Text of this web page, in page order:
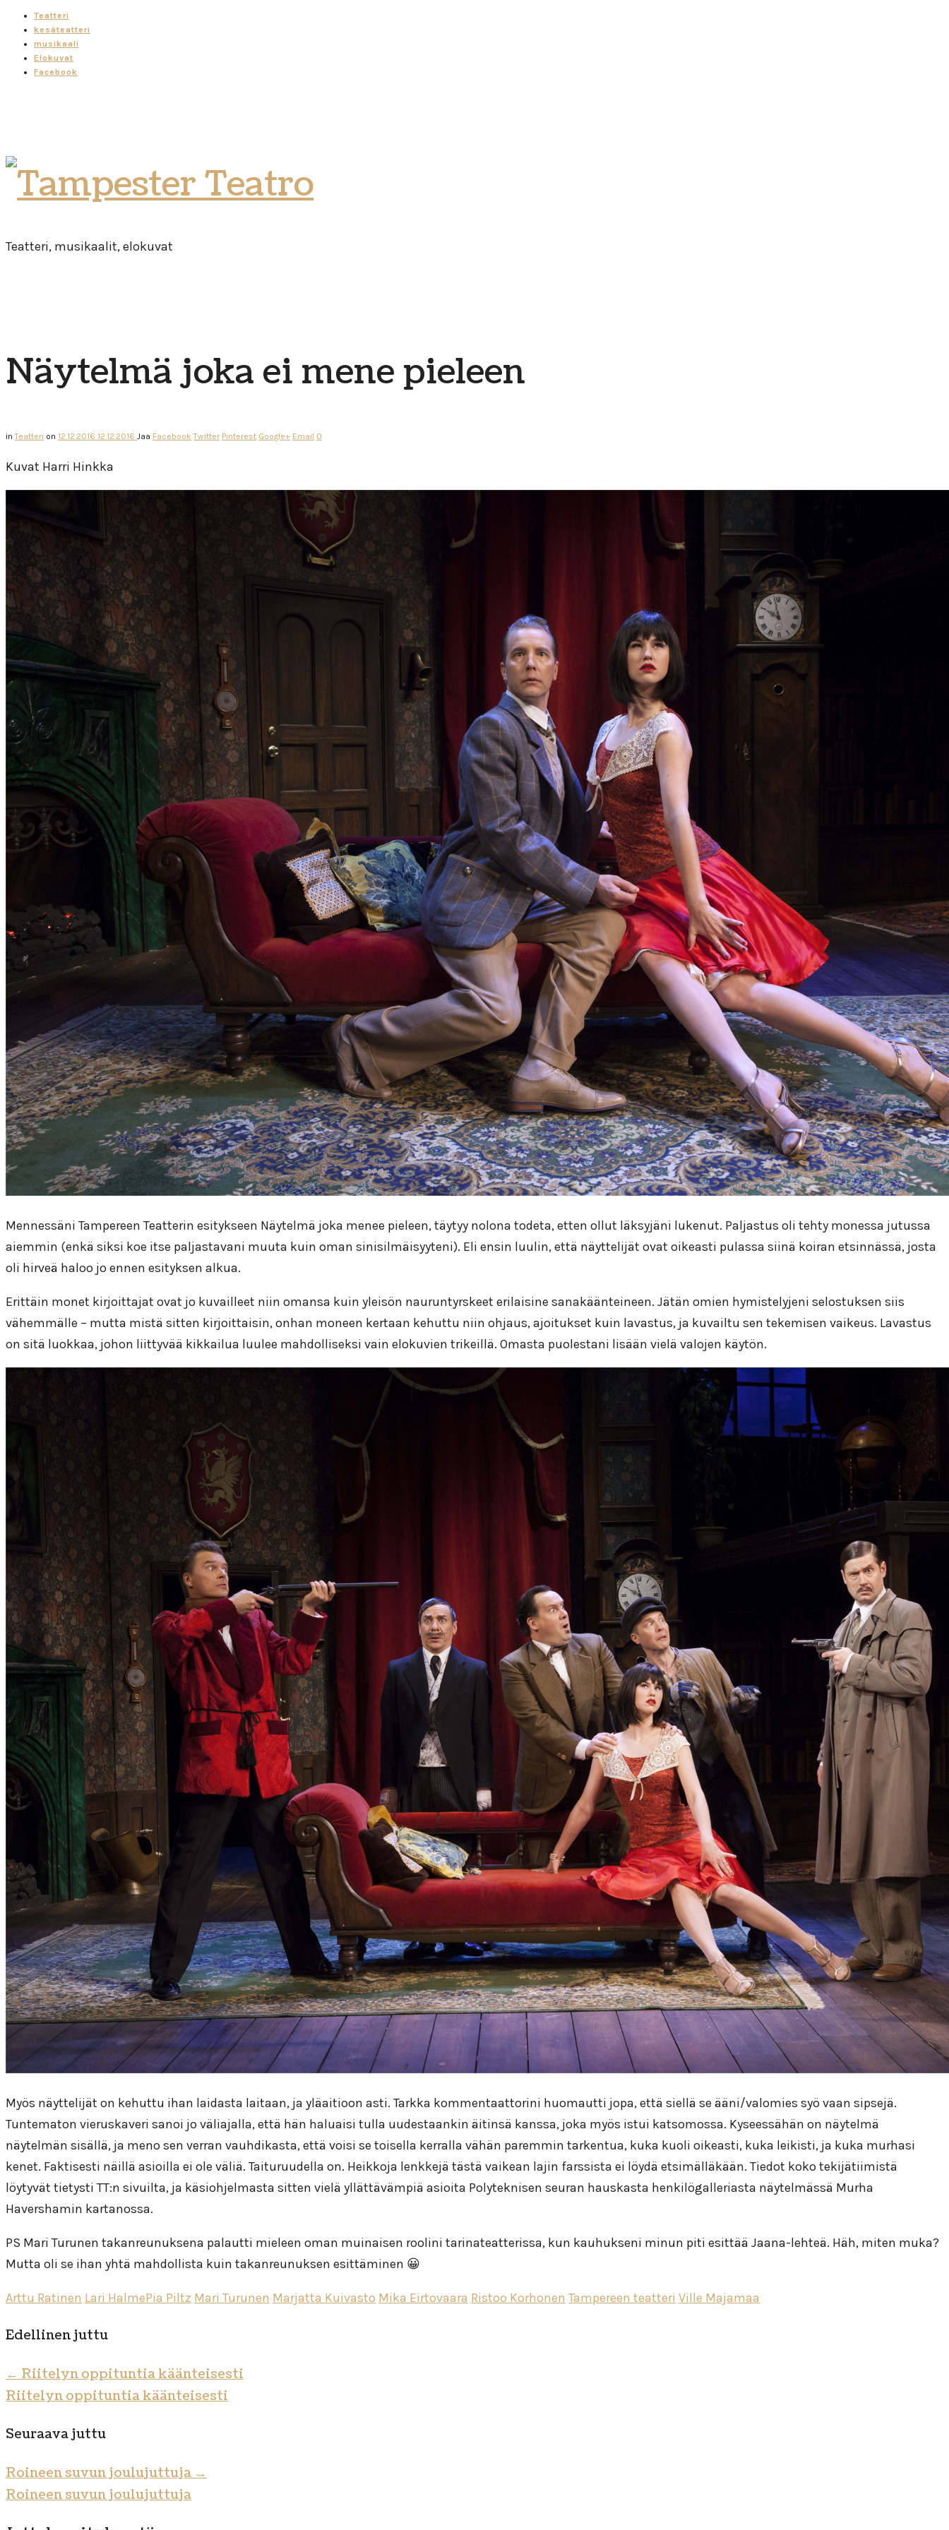
Teatteri
kesäteatteri
musikaali
Elokuvat
Facebook
Tampester
Teatro
Teatteri, musikaalit, elokuvat
Näytelmä joka ei mene pieleen
inTeatteri on 12.12.2016 12.12.2016 Jaa Facebook Twitter Pinterest Google+ Email 0
Kuvat Harri Hinkka
Mennessäni Tampereen Teatterin esitykseen Näytelmä joka menee pieleen, täytyy nolona todeta, etten ollut läksyjäni lukenut. Paljastus oli tehty monessa jutussa
aiemmin (enkä siksi koe itse paljastavani muuta kuin oman sinisilmäisyyteni). Eli ensin luulin, että näyttelijät ovat oikeasti pulassa siinä koiran etsinnässä, josta
oli hirveä haloo jo ennen esityksen alkua.
Erittäin monet kirjoittajat ovat jo kuvailleet niin omansa kuin yleisön nauruntyrskeet erilaisine sanakäänteineen. Jätän omien hymistelyjeni selostuksen siis
vähemmälle – mutta mistä sitten kirjoittaisin, onhan moneen kertaan kehuttu niin ohjaus, ajoitukset kuin lavastus, ja kuvailtu sen tekemisen vaikeus. Lavastus
on sitä luokkaa, johon liittyvää kikkailua luulee mahdolliseksi vain elokuvien trikeillä. Omasta puolestani lisään vielä valojen käytön.
Myös näyttelijät on kehuttu ihan laidasta laitaan, ja yläaitioon asti. Tarkka kommentaattorini huomautti jopa, että siellä se ääni/valomies syö vaan sipsejä.
Tuntematon vieruskaveri sanoi jo väliajalla, että hän haluaisi tulla uudestaankin äitinsä kanssa, joka myös istui katsomossa. Kyseessähän on näytelmä
näytelmän sisällä, ja meno sen verran vauhdikasta, että voisi se toisella kerralla vähän paremmin tarkentua, kuka kuoli oikeasti, kuka leikisti, ja kuka murhasi
kenet. Faktisesti näillä asioilla ei ole väliä. Taituruudella on. Heikkoja lenkkejä tästä vaikean lajin farssista ei löydä etsimälläkään. Tiedot koko tekijätiimistä
löytyvät tietysti TT:n sivuilta, ja käsiohjelmasta sitten vielä yllättävämpiä asioita Polyteknisen seuran hauskasta henkilögalleriasta näytelmässä Murha
Havershamin kartanossa.
PS Mari Turunen takanreunuksena palautti mieleen oman muinaisen roolini tarinateatterissa, kun kauhukseni minun piti esittää Jaana-lehteä. Häh, miten muka?
Mutta oli se ihan yhtä mahdollista kuin takanreunuksen esittäminen 😀
Arttu Ratinen Lari HalmePia Piltz Mari Turunen Marjatta Kuivasto Mika Eirtovaara Ristoo Korhonen Tampereen teatteri Ville Majamaa
Edellinen juttu
← Riitelyn oppituntia käänteisesti
Riitelyn oppituntia käänteisesti
Seuraava juttu
Roineen suvun joulujuttuja →
Roineen suvun joulujuttuja